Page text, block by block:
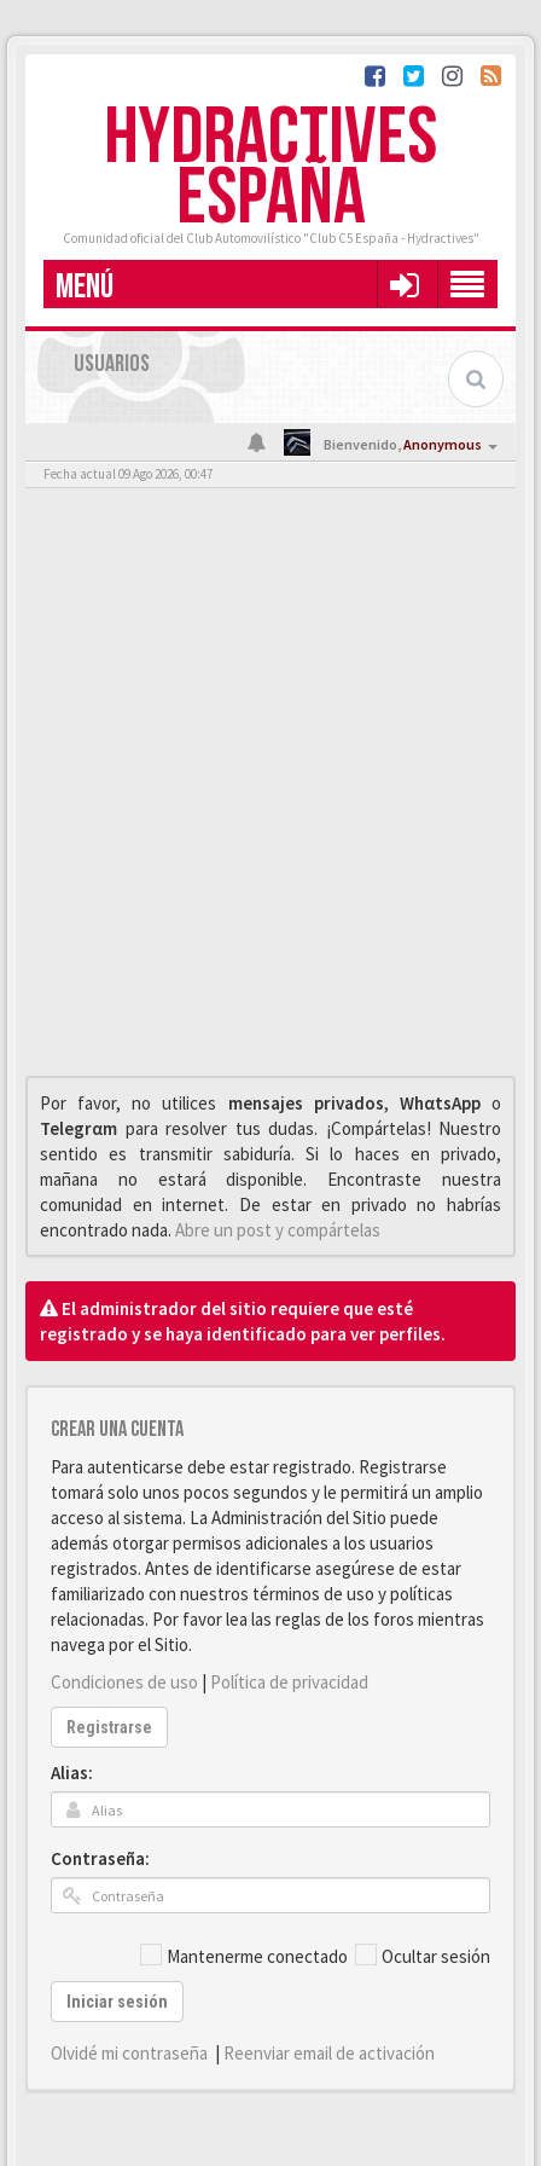
HYDRACTIVES
ESPAÑA
Comunidad oficial del Club Automovilístico "Club C5 España - Hydractives"
MENÚ
USUARIOS
Bienvenido,Anonymous
Fecha actual 09 Ago 2026, 00:47
Por favor, no utilices mensajes privados, WhαtsAppo
Telegrαm para resolver tus dudas. ¡Compártelas! Nuestro
sentido es transmitir sabiduría. Si lo haces en privado,
mañana no estará disponible. Encontraste nuestra
comunidad en internet. De estar en privado no habrías
encontrado nada. Abre un post y compártelas
El administrador del sitio requiere que esté
registrado y se haya identificado para ver perfiles.
Crear una cuenta
Para autenticarse debe estar registrado. Registrarse
tomará solo unos pocos segundos y le permitirá un amplio
acceso al sistema. La Administración del Sitio puede
además otorgar permisos adicionales a los usuarios
registrados. Antes de identificarse asegúrese de estar
familiarizado con nuestros términos de uso y políticas
relacionadas. Por favor lea las reglas de los foros mientras
navega por el Sitio.
Condiciones de uso | Política de privacidad
Registrarse
Alias:
Contraseña:
Mantenerme conectado Ocultar sesión
Iniciar sesión
Olvidé mi contraseña | Reenviar email de activación